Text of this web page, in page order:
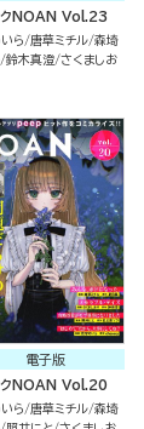
クNOAN Vol.23
ら 唐草ミチル 森埼
鈴木真澄 さくましお
電子版
クNOAN Vol.20
ら 唐草ミチル 森埼